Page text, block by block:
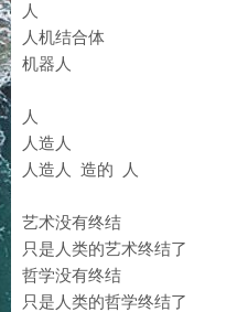
人
人机结合体
机器人
人
人造人
人造人 造的 人
艺术没有终结
只是人类的艺术终结了
哲学没有终结
只是人类的哲学终结了